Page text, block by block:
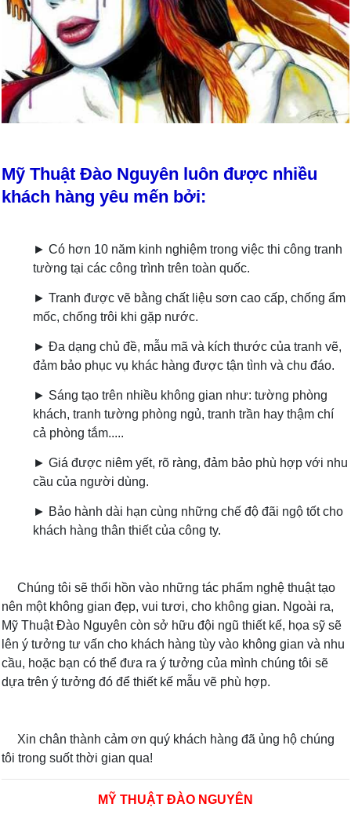
Mỹ Thuật Đào Nguyên luôn được nhiều
khách hàng yêu mến bởi:
► Có hơn 10 năm kinh nghiệm trong việc thi công tranh
tường tại các công trình trên toàn quốc.
► Tranh được vẽ bằng chất liệu sơn cao cấp, chống ẩm
mốc, chống trôi khi gặp nước.
► Đa dạng chủ đề, mẫu mã và kích thước của tranh vẽ,
đảm bảo phục vụ khác hàng được tận tình và chu đáo.
► Sáng tạo trên nhiều không gian như: tường phòng
khách, tranh tường phòng ngủ, tranh trần hay thậm chí
cả phòng tắm.....
► Giá được niêm yết, rõ ràng, đảm bảo phù hợp với nhu
cầu của người dùng.
► Bảo hành dài hạn cùng những chế độ đãi ngộ tốt cho
khách hàng thân thiết của công ty.
Chúng tôi sẽ thổi hồn vào những tác phẩm nghệ thuật tạo
nên một không gian đẹp, vui tươi, cho không gian. Ngoài ra,
Mỹ Thuật Đào Nguyên còn sở hữu đội ngũ thiết kế, họa sỹ sẽ
lên ý tưởng tư vấn cho khách hàng tùy vào không gian và nhu
cầu, hoặc bạn có thể đưa ra ý tưởng của mình chúng tôi sẽ
dựa trên ý tưởng đó để thiết kế mẫu vẽ phù hợp.
Xin chân thành cảm ơn quý khách hàng đã ủng hộ chúng
tôi trong suốt thời gian qua!
MỸ THUẬT ĐÀO NGUYÊN